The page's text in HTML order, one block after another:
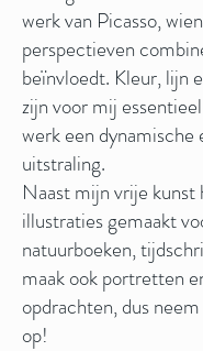
werk van Picasso,
perspectieven
beïnvloedt. Kleur, lijn
zijn voor mij
werk een dynamische
uitstraling.
Naast mijn vrije kunst
illustraties gemaakt
natuurboeken,
maak ook portretten
opdrachten, dus
op!